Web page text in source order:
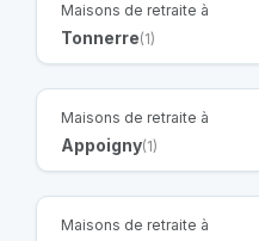
Maisons de retraite à
Tonnerre(1)
Maisons de retraite à
Appoigny(1)
Maisons de retraite à